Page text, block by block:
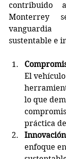
Monterrey
sustentable e
El
lo que
práctica
enfoque